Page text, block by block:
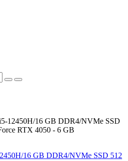
12450H/16 GB DDR4/NVMe SSD
RTX 4050 - 6 GB